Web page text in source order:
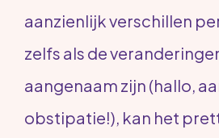
aanzienlijk verschillen
zelfs als de
aangenaam zijn (hallo,
obstipatie!), kan het